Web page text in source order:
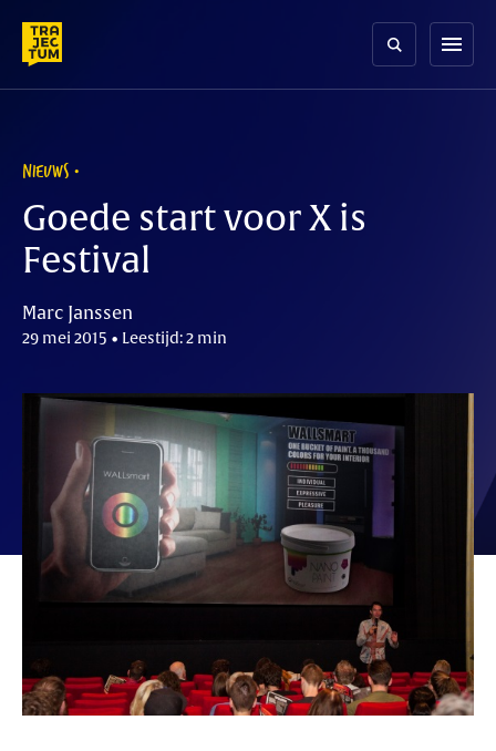
content
menu
NIEUWS
Goede start voor X is
Festival
Marc Janssen
29 mei 2015 • Leestijd: 2 min